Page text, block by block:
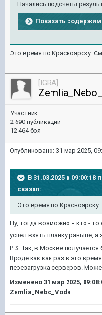
Начались подсчёты
Показать
Это время по Красноярску.
[IGRA]
Участник
2 690 публикаций
12 464 боя
Опубликовано: 31 мар 2025,
В 31.03.2025 в 09:00:18
сказал:
Это время по
Ну, тогда возможно = кто -
успел взять планку раньше, а
P. S. Так, в Москве
Вроде как как раз в это
перезагрузка серверов.
Изменено 31 мар 2025,
Zemlia_Nebo_Voda